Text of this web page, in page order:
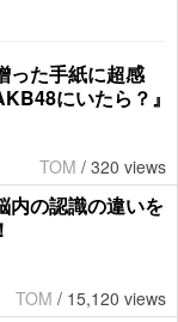
った手紙に超感
にいたら？』
TOM / 320 views
内の認識の違いを
TOM / 15,120 views